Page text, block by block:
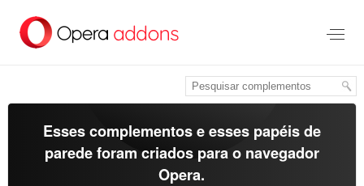
para
Esses complementos e esses papéis de
parede foram criados para o navegador
Opera.